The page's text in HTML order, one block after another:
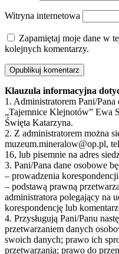
Witryna internetowa
Zapamiętaj moje dane w
kolejnych komentarzy.
Klauzula informacyjna
1. Administratorem Pani/
„Tajemnice Klejnotów” Ewa
Święta Katarzyna.
2. Z administratorem można
muzeum.mineralow@op.pl,
16, lub pisemnie na adres
3. Pani/Pana dane osobowe
– prowadzenia
– podstawą prawną
administratora polegający na
korespondencję lub
4. Przysługują Pani/Panu
przetwarzaniem danych
swoich danych; prawo ich
przetwarzania; prawo do